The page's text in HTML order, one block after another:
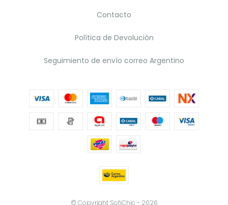
Contacto
Política de Devolución
Seguimiento de envío correo Argentino
© Copyright SofiChic - 2026